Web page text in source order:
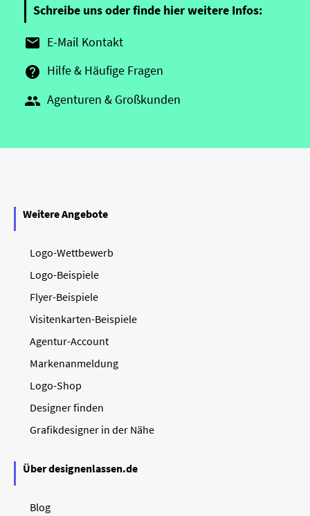
Schreibe uns oder finde hier weitere Infos:
 E-Mail Kontakt
 Hilfe & Häufige Fragen
 Agenturen & Großkunden
Weitere Angebote
Logo-Wettbewerb
Logo-Beispiele
Flyer-Beispiele
Visitenkarten-Beispiele
Agentur-Account
Markenanmeldung
Logo-Shop
Designer finden
Grafikdesigner in der Nähe
Über designenlassen.de
Blog